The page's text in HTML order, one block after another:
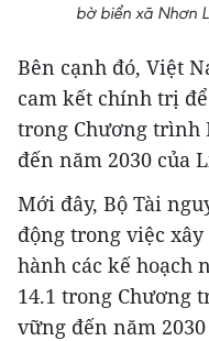
bờ biển xã Nhơn
Bên cạnh đó, Việt
cam kết chính trị
trong Chương trình
đến năm 2030 của
Mới đây, Bộ Tài
động trong việc
hành các kế hoạch
14.1 trong Chương
vững đến năm